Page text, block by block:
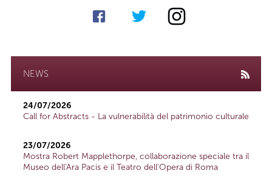
NEWS
24/07/2026
Call for Abstracts - La vulnerabilità del patrimonio culturale
23/07/2026
Mostra Robert Mapplethorpe, collaborazione speciale tra il
Museo dell'Ara Pacis e il Teatro dell'Opera di Roma